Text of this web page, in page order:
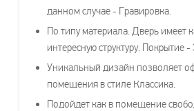
данном случае - Гравировка.
По типу материала. Дверь имеет
интересную структуру. Покрытие -
Уникальный дизайн позволяет
помещения в стиле Классика.
Подойдет как в помещение